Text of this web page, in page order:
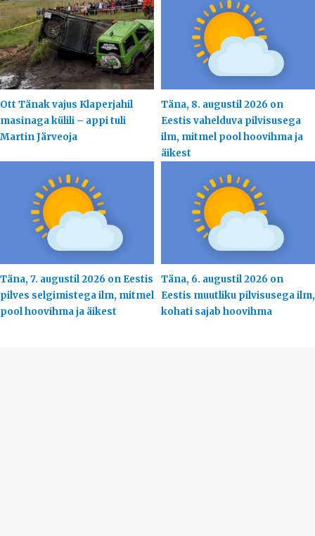
Ott Tänak vajus Klaperjahil
masinaga külili – appi tuli
Martin Järveoja
Täna, 8. augustil 2026 on
Eestis vahelduva pilvisusega
ilm, mitmel pool hoovihma ja
äikest
Täna, 7. augustil 2026 on Eestis
pilves selgimistega ilm, mitmel
pool hoovihma ja äikest
Täna, 6. augustil 2026 on
Eestis muutliku pilvisusega ilm,
kohati sajab hoovihma